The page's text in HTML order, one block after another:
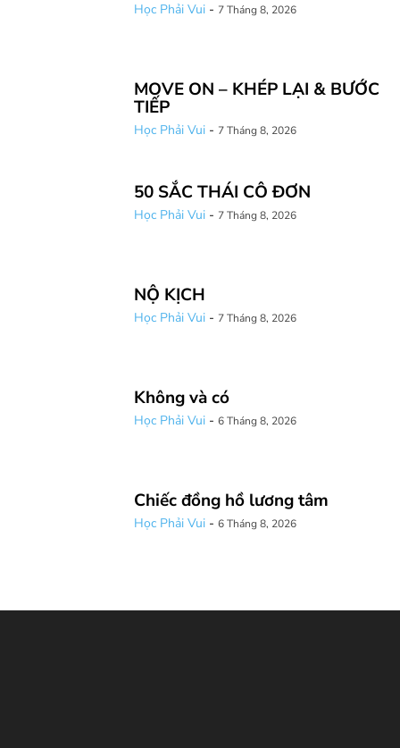
Học Phải Vui - 7 Tháng 8, 2026
MOVE ON – KHÉP LẠI & BƯỚC
TIẾP
Học Phải Vui - 7 Tháng 8, 2026
50 SẮC THÁI CÔ ĐƠN
Học Phải Vui - 7 Tháng 8, 2026
NỘ KỊCH
Học Phải Vui - 7 Tháng 8, 2026
Không và có
Học Phải Vui - 6 Tháng 8, 2026
Chiếc đồng hồ lương tâm
Học Phải Vui - 6 Tháng 8, 2026